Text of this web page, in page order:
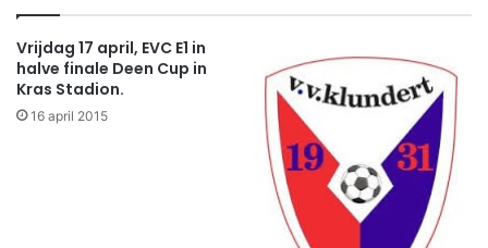
Vrijdag 17 april, EVC E1 in
halve finale Deen Cup in
Kras Stadion.
16 april 2015